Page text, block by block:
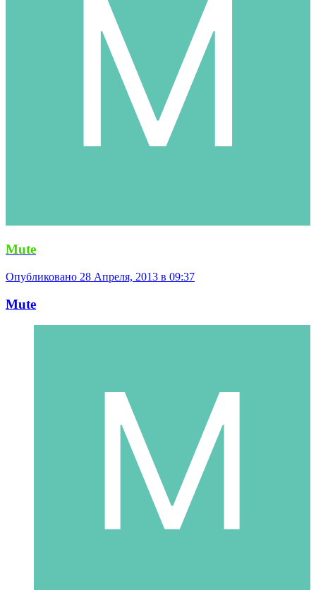
Mute
Опубликовано 28 Апреля, 2013 в 09:37
Mute